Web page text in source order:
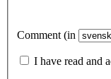
Comment (in
I have read and